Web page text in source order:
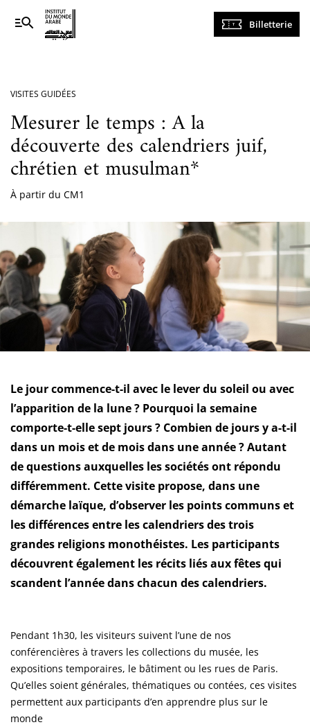
Navigation
principale
Billetterie
VISITES GUIDÉES
Mesurer le temps : A la
découverte des calendriers juif,
chrétien et musulman*
À partir du CM1
Le jour commence-t-il avec le lever du soleil ou avec
l’apparition de la lune ? Pourquoi la semaine
comporte-t-elle sept jours ? Combien de jours y a-t-il
dans un mois et de mois dans une année ? Autant
de questions auxquelles les sociétés ont répondu
différemment. Cette visite propose, dans une
démarche laïque, d’observer les points communs et
les différences entre les calendriers des trois
grandes religions monothéistes. Les participants
découvrent également les récits liés aux fêtes qui
scandent l’année dans chacun des calendriers.
Pendant 1h30, les visiteurs suivent l’une de nos
conférencières à travers les collections du musée, les
expositions temporaires, le bâtiment ou les rues de Paris.
Qu’elles soient générales, thématiques ou contées, ces visites
permettent aux participants d’en apprendre plus sur le
monde